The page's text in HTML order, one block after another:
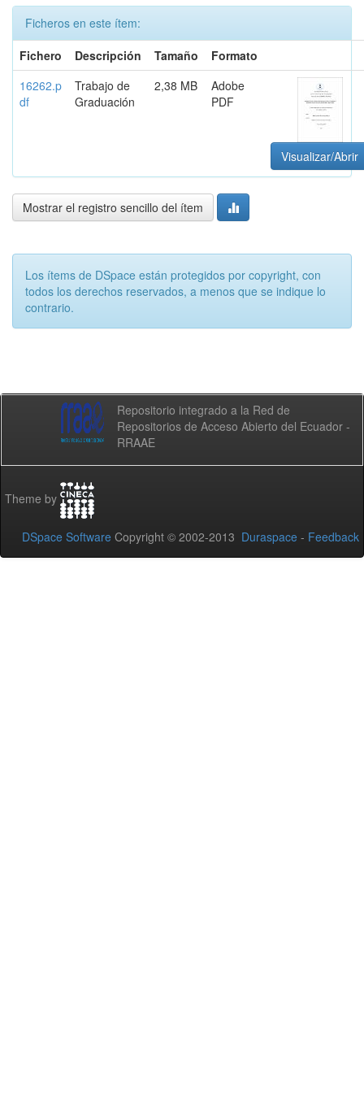
Ficheros en este ítem:
Fichero
Descripción Tamaño
Formato
16262.p
df
Trabajo de
Graduación
2,38 MB
Adobe
PDF
Visualizar/Abrir
Mostrar el registro sencillo del ítem
Los ítems de DSpace están protegidos por copyright, con
todos los derechos reservados, a menos que se indique lo
contrario.
Repositorio integrado a la Red de
Repositorios de Acceso Abierto del Ecuador -
RRAAE
Theme by
DSpace Software Copyright © 2002-2013 Duraspace - Feedback